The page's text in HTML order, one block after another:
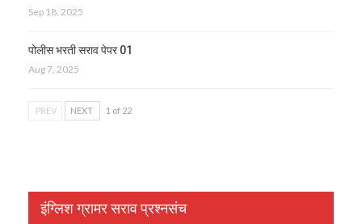
Sep 18, 2025
पोलीस भरती सराव पेपर 01
Aug 7, 2025
PREV NEXT 1 of 22
इंग्लिश ग्रामर सराव प्रश्नसंच